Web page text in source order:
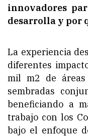
innovadores
desarrolla y por
La experiencia
diferentes
mil m2 de
sembradas
beneficiando a
trabajo con los
bajo el enfoque